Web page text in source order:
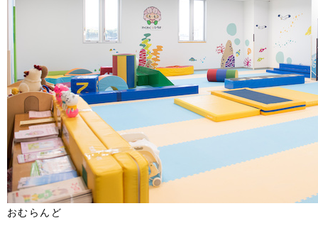
おむらんど